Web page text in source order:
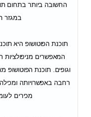
החשובה ביותר בתחום
במגזר
תוכנת הפוטושופ היא
המאפשרים מניפולציות
וגופים. תוכנת הפוטושופ
רחבה באפשרויותה
מכירים